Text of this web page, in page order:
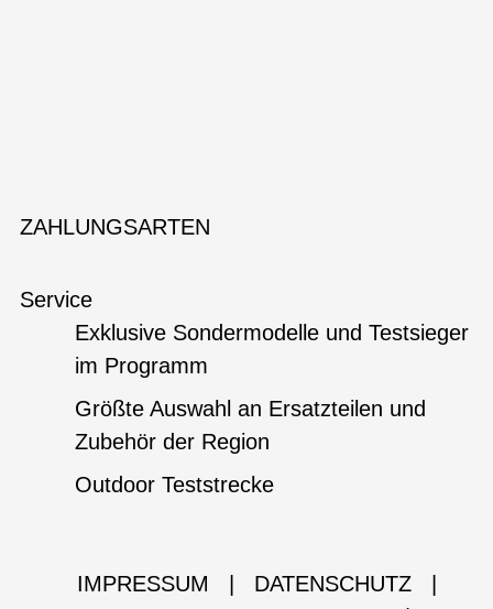
ZAHLUNGSARTEN
Service
Exklusive Sondermodelle und Testsieger
im Programm
Größte Auswahl an Ersatzteilen und
Zubehör der Region
Outdoor Teststrecke
IMPRESSUM DATENSCHUTZ